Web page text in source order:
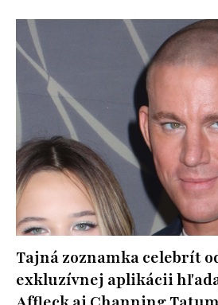
Tajná zoznamka celebrít
exkluzívnej aplikácii